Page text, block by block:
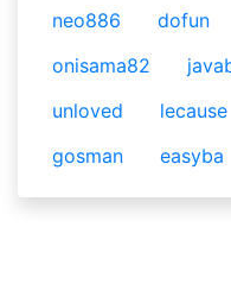
neo886
dofun
onisama82
unloved
lecause
gosman
easyba